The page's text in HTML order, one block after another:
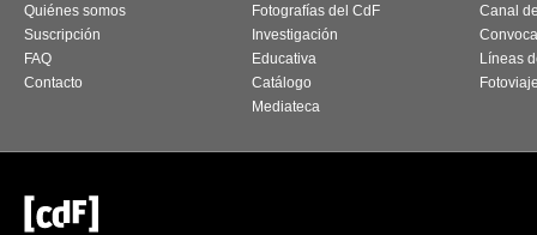
Quiénes somos
Suscripción
FAQ
Contacto
Fotografías del CdF
Investigación
Educativa
Catálogo
Mediateca
Canal
Líneas